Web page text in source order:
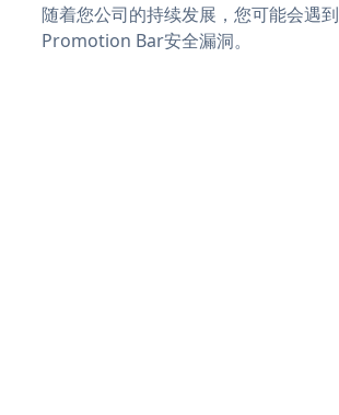
随着您公司的持续发展，您可能会遇
Promotion Bar安全漏洞。